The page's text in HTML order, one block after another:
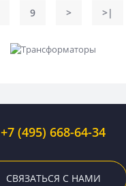
9 > >|
+7 (495) 668-64-34
СВЯЗАТЬСЯ С НАМИ